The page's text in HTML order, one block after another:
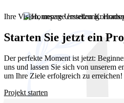
Ihre Vision, unsere Umsetzung:
Ihr Unternehmen lokal und digital
Starten Sie jetzt ein
Der perfekte Moment ist jetzt:
uns und lassen Sie sich von unserem
um Ihre Ziele erfolgreich zu erreichen!
Projekt starten